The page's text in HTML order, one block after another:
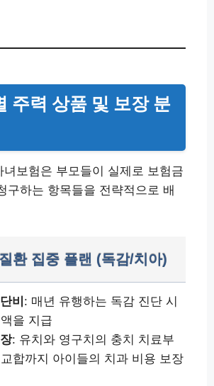
주력 상품 및 보장 분
녀보험은 부모들이 실제로 보험금
구하는 항목들을 전략적으로 배
환 집중 플랜 (독감/치아)
비 : 매년 유행하는 독감 진단 시
을 지급
: 유치와 영구치의 충치 치료부
합까지 아이들의 치과 비용 보장